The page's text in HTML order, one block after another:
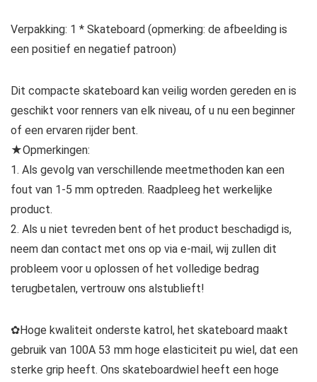
Verpakking: 1 * Skateboard (opmerking: de afbeelding is
een positief en negatief patroon)
Dit compacte skateboard kan veilig worden gereden en is
geschikt voor renners van elk niveau, of u nu een beginner
of een ervaren rijder bent.
★Opmerkingen:
1. Als gevolg van verschillende meetmethoden kan een
fout van 1-5 mm optreden. Raadpleeg het werkelijke
product.
2. Als u niet tevreden bent of het product beschadigd is,
neem dan contact met ons op via e-mail, wij zullen dit
probleem voor u oplossen of het volledige bedrag
terugbetalen, vertrouw ons alstublieft!
✿Hoge kwaliteit onderste katrol, het skateboard maakt
gebruik van 100A 53 mm hoge elasticiteit pu wiel, dat een
sterke grip heeft. Ons skateboardwiel heeft een hoge